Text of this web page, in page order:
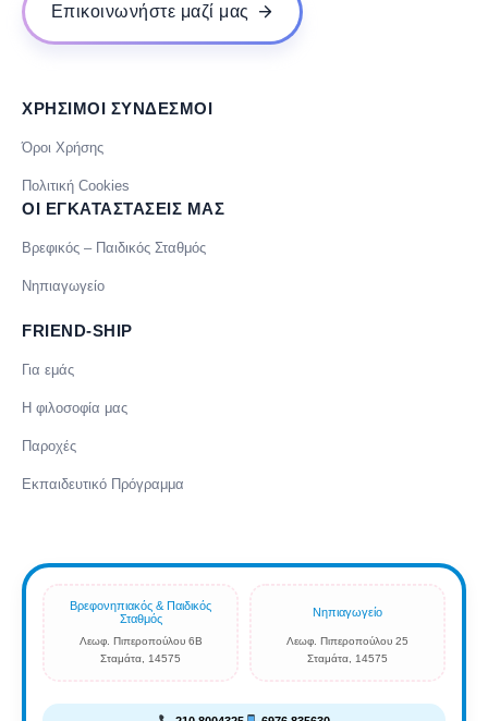
Επικοινωνήστε μαζί μας
ΧΡΗΣΙΜΟΙ ΣΥΝΔΕΣΜΟΙ
Όροι Χρήσης
Πολιτική Cookies
ΟΙ ΕΓΚΑΤΑΣΤΑΣΕΙΣ ΜΑΣ
Βρεφικός – Παιδικός Σταθμός
Νηπιαγωγείο
FRIEND-SHIP
Για εμάς
Η φιλοσοφία μας
Παροχές
Εκπαιδευτικό Πρόγραμμα
Βρεφονηπιακός & Παιδικός
Σταθμός
Λεωφ. Πιπεροπούλου 6Β
Σταμάτα, 14575
Νηπιαγωγείο
Λεωφ. Πιπεροπούλου 25
Σταμάτα, 14575